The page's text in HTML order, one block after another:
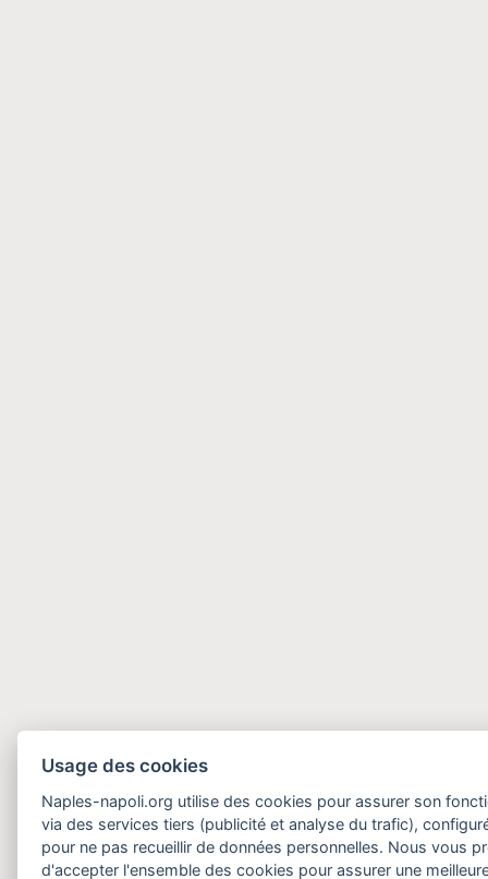
Usage des cookies
Naples-napoli.org utilise des cookies pour assurer son
via des services tiers (publicité et analyse du trafic),
pour ne pas recueillir de données personnelles. Nous vous
d'accepter l'ensemble des cookies pour assurer une